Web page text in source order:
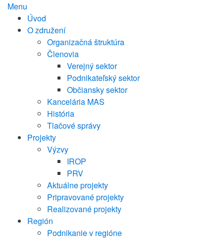
obsah
Menu
Úvod
O združení
Organizačná štruktúra
Členovia
Verejný sektor
Podnikateľský sektor
Občiansky sektor
Kancelária MAS
História
Tlačové správy
Projekty
Výzvy
IROP
PRV
Aktuálne projekty
Pripravované projekty
Realizované projekty
Región
Podnikanie v regióne